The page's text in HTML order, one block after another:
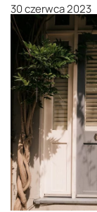
30 czerwca 2023